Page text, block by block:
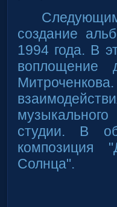
создание
1994 года. В
воплощение
студии. В
композиция
Солнца".